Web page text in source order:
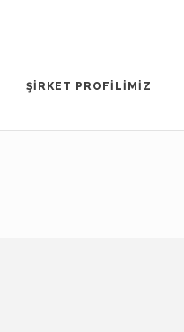
ŞİRKET PROFİLİMİZ